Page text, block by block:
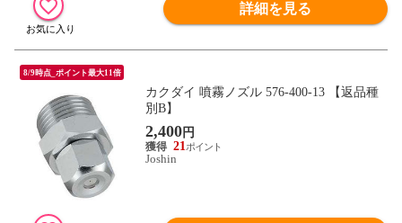
詳細を見る
8/9時点_ポイント最大11倍
カクダイ 噴霧ノズル 576-400-13 【返品種
別B】
2,400円
21
Joshin